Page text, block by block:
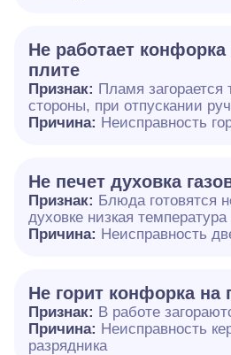
Не работает конфорка
плите
Признак: Пламя загорается
стороны, при отпускании
Причина: Неисправность
Не печет духовка
Признак: Блюда готовятся
духовке низкая температура
Причина: Неисправность
Не горит конфорка на
Признак: В работе
Причина: Неисправность
разрядника